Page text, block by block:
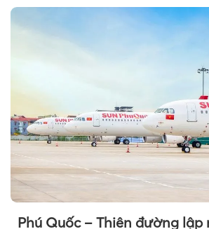
Phú Quốc – Thiên đường lập